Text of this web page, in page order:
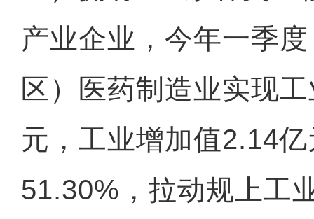
产业企业，今年一季
区）医药制造业实现
元，工业增加值2.14
51.30%，拉动规上工